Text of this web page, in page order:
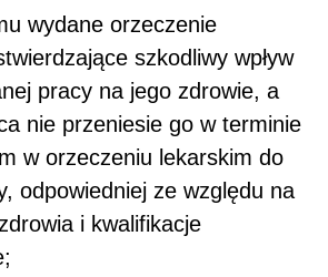
wydane orzeczenie
szkodliwy wpływ
pracy na jego zdrowie, a
nie przeniesie go w terminie
w orzeczeniu lekarskim do
odpowiedniej ze względu na
i kwalifikacje